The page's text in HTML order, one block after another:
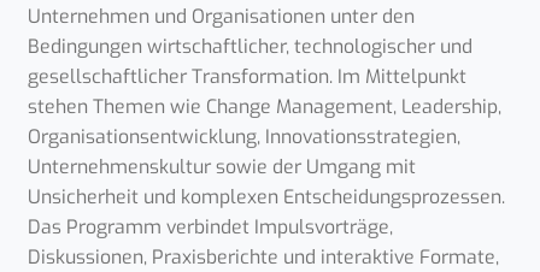
Unternehmen und Organisationen unter den
Bedingungen wirtschaftlicher, technologischer und
gesellschaftlicher Transformation. Im Mittelpunkt
stehen Themen wie Change Management, Leadership,
Organisationsentwicklung, Innovationsstrategien,
Unternehmenskultur sowie der Umgang mit
Unsicherheit und komplexen Entscheidungsprozessen.
Das Programm verbindet Impulsvorträge,
Diskussionen, Praxisberichte und interaktive Formate,